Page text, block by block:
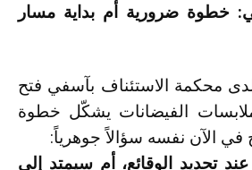
خطوة ضرورية أم بداية مسار
لدى محكمة الاستئناف بآسفي فتح
الفيضانات يشكّل خطوة
في الآن نفسه سؤالاً جوهرياً:
تحديد الوقائع، أم سيمتد إلى